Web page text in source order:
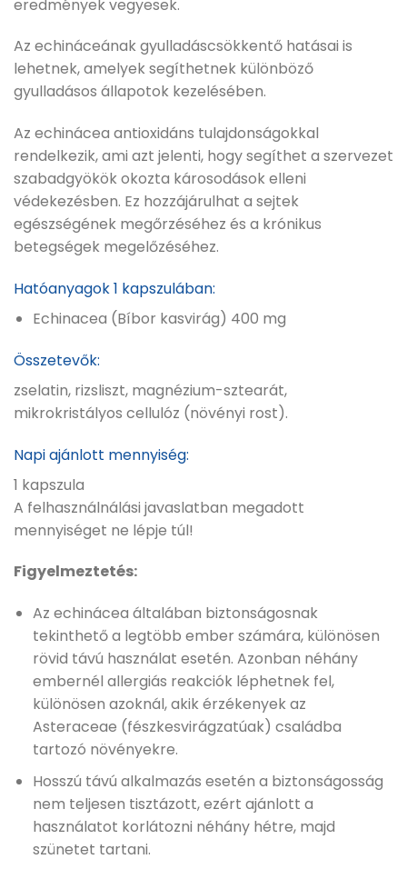
eredmények vegyesek.
Az echináceának gyulladáscsökkentő hatásai is
lehetnek, amelyek segíthetnek különböző
gyulladásos állapotok kezelésében.
Az echinácea antioxidáns tulajdonságokkal
rendelkezik, ami azt jelenti, hogy segíthet a szervezet
szabadgyökök okozta károsodások elleni
védekezésben. Ez hozzájárulhat a sejtek
egészségének megőrzéséhez és a krónikus
betegségek megelőzéséhez.
Hatóanyagok 1 kapszulában:
Echinacea (Bíbor kasvirág) 400 mg
Összetevők:
zselatin, rizsliszt, magnézium-sztearát,
mikrokristályos cellulóz (növényi rost).
Napi ajánlott mennyiség:
1 kapszula
A felhasználnálási javaslatban megadott
mennyiséget ne lépje túl!
Figyelmeztetés:
Az echinácea általában biztonságosnak
tekinthető a legtöbb ember számára, különösen
rövid távú használat esetén. Azonban néhány
embernél allergiás reakciók léphetnek fel,
különösen azoknál, akik érzékenyek az
Asteraceae (fészkesvirágzatúak) családba
tartozó növényekre.
Hosszú távú alkalmazás esetén a biztonságosság
nem teljesen tisztázott, ezért ajánlott a
használatot korlátozni néhány hétre, majd
szünetet tartani.